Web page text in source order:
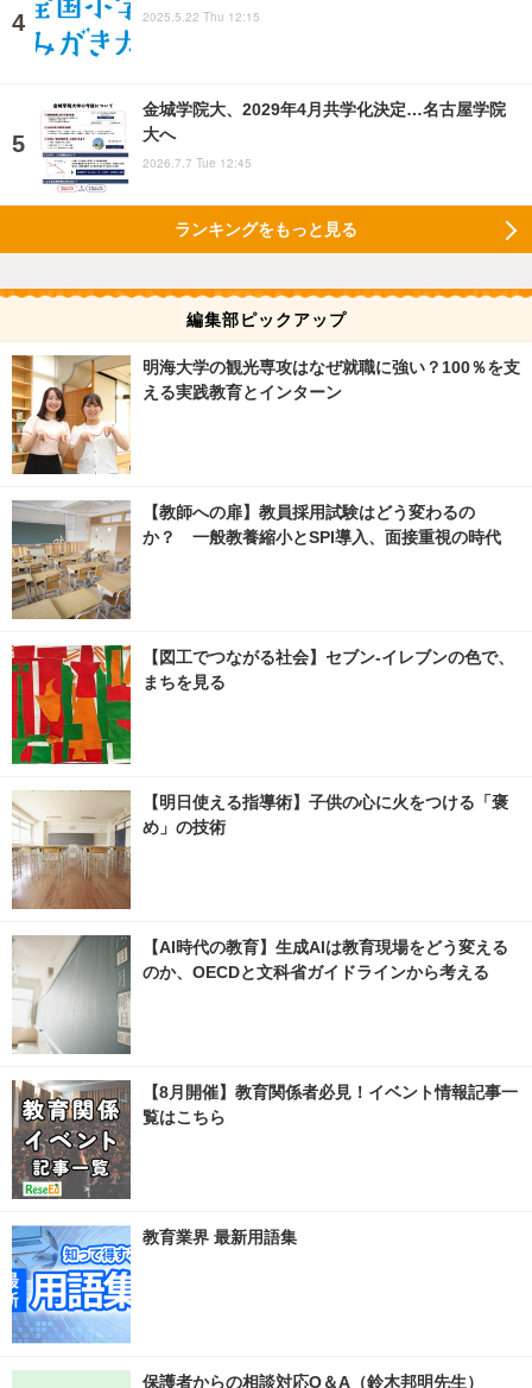
2025.5.22 Thu 12:15
金城学院大、2029年4月共学化決定…名古屋学院
大へ
2026.7.7 Tue 12:45
ランキングをもっと見る
編集部ピックアップ
明海大学の観光専攻はなぜ就職に強い？100％を支
える実践教育とインターン
【教師への扉】教員採用試験はどう変わるの
か？ 一般教養縮小とSPI導入、面接重視の時代
【図工でつながる社会】セブン‐イレブンの色で、
まちを見る
【明日使える指導術】子供の心に火をつける「褒
め」の技術
【AI時代の教育】生成AIは教育現場をどう変える
のか、OECDと文科省ガイドラインから考える
【8月開催】教育関係者必見！イベント情報記事一
覧はこちら
教育業界 最新用語集
保護者からの相談対応Q＆A（鈴木邦明先生）